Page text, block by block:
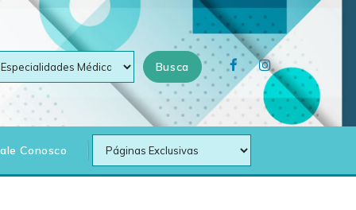
Busca
Conosco